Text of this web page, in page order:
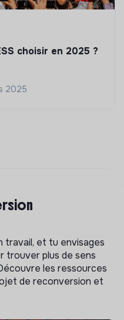
choisir en 2025 ?
2025
travail, et tu envisages
trouver plus de sens
les ressources
de reconversion et